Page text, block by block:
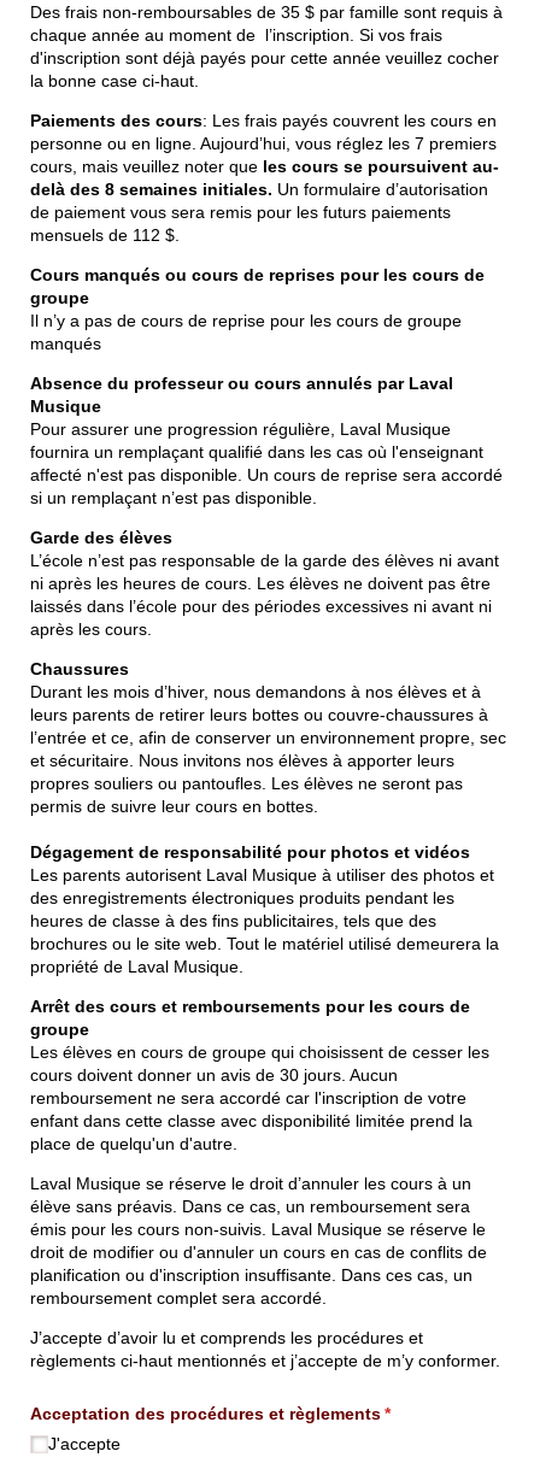
Des frais non-remboursables de 35 $ par famille sont requis à
chaque année au moment de l’inscription. Si vos frais
d'inscription sont déjà payés pour cette année veuillez cocher
la bonne case ci-haut.
Paiements des cours: Les frais payés couvrent les cours en
personne ou en ligne. Aujourd’hui, vous réglez les 7 premiers
cours, mais veuillez noter que les cours se poursuivent au-
delà des 8 semaines initiales. Un formulaire d’autorisation
de paiement vous sera remis pour les futurs paiements
mensuels de 112 $.
Cours manqués ou cours de reprises pour les cours de
groupe
Il n’y a pas de cours de reprise pour les cours de groupe
manqués
Absence du professeur ou cours annulés par Laval
Musique
Pour assurer une progression régulière, Laval Musique
fournira un remplaçant qualifié dans les cas où l'enseignant
affecté n'est pas disponible. Un cours de reprise sera accordé
si un remplaçant n’est pas disponible.
Garde des élèves
L’école n’est pas responsable de la garde des élèves ni avant
ni après les heures de cours. Les élèves ne doivent pas être
laissés dans l’école pour des périodes excessives ni avant ni
après les cours.
Chaussures
Durant les mois d’hiver, nous demandons à nos élèves et à
leurs parents de retirer leurs bottes ou couvre-chaussures à
l’entrée et ce, afin de conserver un environnement propre, sec
et sécuritaire. Nous invitons nos élèves à apporter leurs
propres souliers ou pantoufles. Les élèves ne seront pas
permis de suivre leur cours en bottes.
Dégagement de responsabilité pour photos et vidéos
Les parents autorisent Laval Musique à utiliser des photos et
des enregistrements électroniques produits pendant les
heures de classe à des fins publicitaires, tels que des
brochures ou le site web. Tout le matériel utilisé demeurera la
propriété de Laval Musique.
Arrêt des cours et remboursements pour les cours de
groupe
Les élèves en cours de groupe qui choisissent de cesser les
cours doivent donner un avis de 30 jours. Aucun
remboursement ne sera accordé car l'inscription de votre
enfant dans cette classe avec disponibilité limitée prend la
place de quelqu'un d'autre.
Laval Musique se réserve le droit d’annuler les cours à un
élève sans préavis. Dans ce cas, un remboursement sera
émis pour les cours non-suivis. Laval Musique se réserve le
droit de modifier ou d'annuler un cours en cas de conflits de
planification ou d'inscription insuffisante. Dans ces cas, un
remboursement complet sera accordé.
J’accepte d’avoir lu et comprends les procédures et
règlements ci-haut mentionnés et j’accepte de m’y conformer.
Acceptation des procédures et règlements*
(requis)
J'accepte